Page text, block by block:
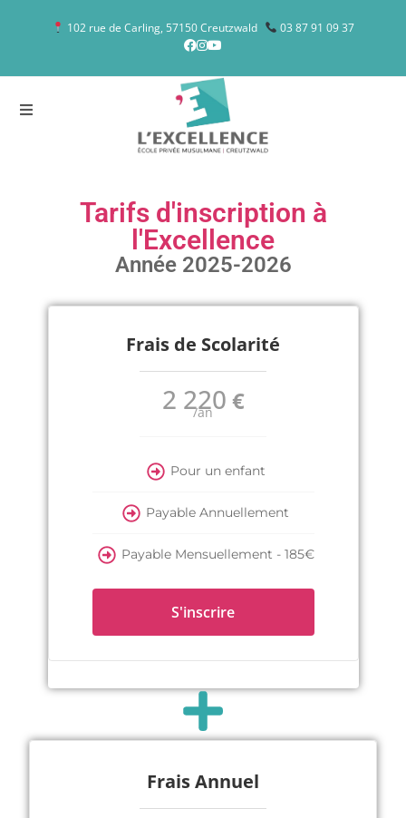
102 rue de Carling, 57150 Creutzwald 03 87 91 09 37
Tarifs d'inscription à
l'Excellence
Année 2025-2026
Frais de Scolarité
2 220 €
/an
Pour un enfant
Payable Annuellement
Payable Mensuellement - 185€
S'inscrire
Frais Annuel